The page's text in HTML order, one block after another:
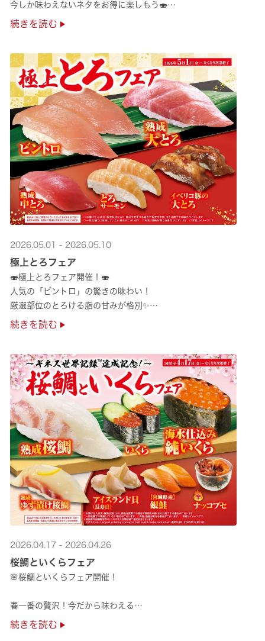
今しか味わえないネタをお得に楽しもう🍣
是非お越しください✨
続きを読む
2026.05.01 - 2026.05.10
極上とろフェア
🍣極上とろフェア開催！🍣
人気の「ビントロ」の驚きの味わい！
厳選部位のとろける脂の甘みが格別✨
極上の味覚を是非くら寿司でご堪能ください♪
続きを読む
2026.04.17 - 2026.04.26
桜鯛といくらフェア
🌸桜鯛といくらフェア開催！
春一番の贅沢！今だから味わえる
旬の旨さの熟成🌸桜鯛と
続きを読む